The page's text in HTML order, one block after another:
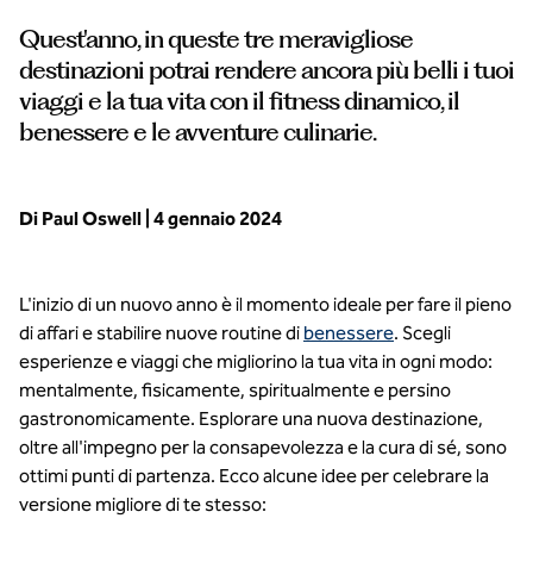
Quest'anno, in queste tre meravigliose
destinazioni potrai rendere ancora più belli i tuoi
viaggi e la tua vita con il fitness dinamico, il
benessere e le avventure culinarie.
Di Paul Oswell | 4 gennaio 2024
L'inizio di un nuovo anno è il momento ideale per fare il pieno
di affari e stabilire nuove routine di benessere. Scegli
esperienze e viaggi che migliorino la tua vita in ogni modo:
mentalmente, fisicamente, spiritualmente e persino
gastronomicamente. Esplorare una nuova destinazione,
oltre all'impegno per la consapevolezza e la cura di sé, sono
ottimi punti di partenza. Ecco alcune idee per celebrare la
versione migliore di te stesso: